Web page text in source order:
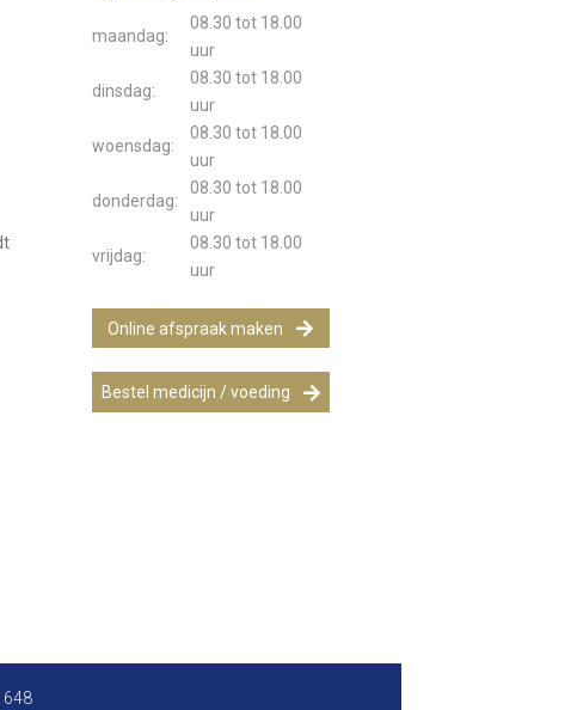
maandag:
08.30 tot 18.00
uur
dinsdag:
08.30 tot 18.00
uur
woensdag:
08.30 tot 18.00
uur
donderdag:
08.30 tot 18.00
uur
vrijdag:
08.30 tot 18.00
uur
Online afspraak maken
Bestel medicijn / voeding